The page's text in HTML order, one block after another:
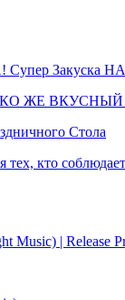
Закуска НА
ЖЕ
Стола
кто
Music) | Release